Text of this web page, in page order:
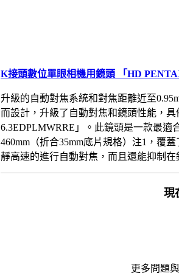
K接頭數位單眼相機用鏡頭 「HD
升級的自動對焦系統和對焦距離近至
而設計，升級了自動對焦和鏡頭性能，
6.3EDPLMWRRE」。此鏡頭是一款最
460mm（折合35mm底片規格）注1，覆
靜高速的進行自動對焦，而且還能抑制在
現
更多問題